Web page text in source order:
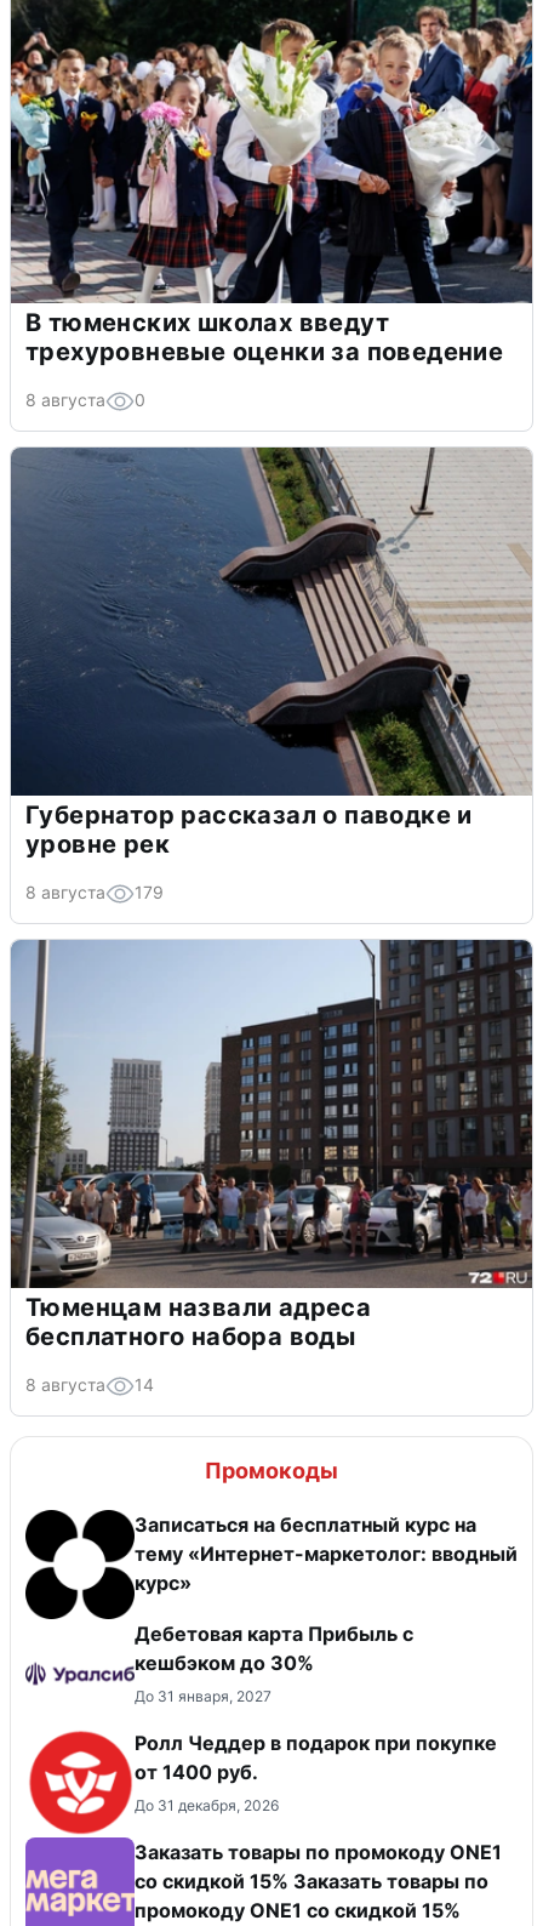
В тюменских школах введут
трехуровневые оценки за поведение
8 августа 0
Губернатор рассказал о паводке и
уровне рек
8 августа 179
Тюменцам назвали адреса
бесплатного набора воды
8 августа 14
Промокоды
Записаться на бесплатный курс на
тему «Интернет-маркетолог: вводный
курс»
Дебетовая карта Прибыль с
кешбэком до 30%
До 31 января, 2027
Ролл Чеддер в подарок при покупке
от 1400 руб.
До 31 декабря, 2026
Заказать товары по промокоду ONE1
со скидкой 15% Заказать товары по
промокоду ONE1 со скидкой 15%